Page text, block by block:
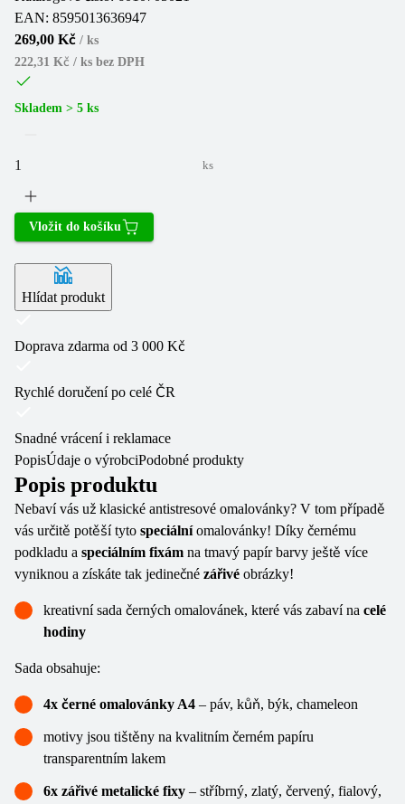
EAN: 8595013636947
269,00 Kč / ks
222,31 Kč / ks bez DPH
Skladem > 5 ks
ks
Vložit do košíku
Hlídat produkt
Doprava zdarma od 3 000 Kč
Rychlé doručení po celé ČR
Snadné vrácení i reklamace
PopisÚdaje o výrobciPodobné produkty
Popis produktu
Nebaví vás už klasické antistresové omalovánky? V tom případě
vás určitě potěší tyto speciálníomalovánky! Díky černému
podkladu a speciálním fixám na tmavý papír barvy ještě více
vyniknou a získáte tak jedinečné zářivé obrázky!
kreativní sada černých omalovánek, které vás zabaví na celé
hodiny
Sada obsahuje:
4x černé omalovánky A4 – páv, kůň, býk, chameleon
motivy jsou tištěny na kvalitním černém papíru
transparentním lakem
6x zářivé metalické fixy – stříbrný, zlatý, červený, fialový,